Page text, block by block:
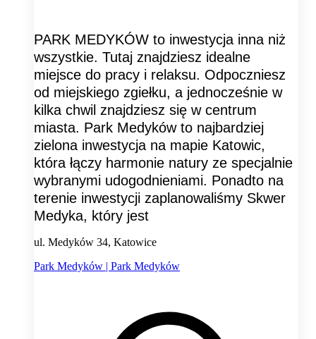
PARK MEDYKÓW to inwestycja inna niż
wszystkie. Tutaj znajdziesz idealne
miejsce do pracy i relaksu. Odpoczniesz
od miejskiego zgiełku, a jednocześnie w
kilka chwil znajdziesz się w centrum
miasta. Park Medyków to najbardziej
zielona inwestycja na mapie Katowic,
która łączy harmonie natury ze specjalnie
wybranymi udogodnieniami. Ponadto na
terenie inwestycji zaplanowaliśmy Skwer
Medyka, który jest
ul. Medyków 34, Katowice
Park Medyków | Park Medyków